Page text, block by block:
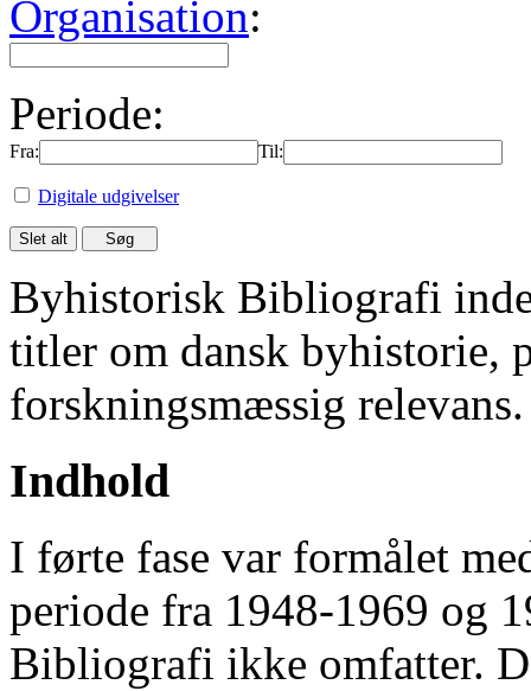
Organisation:
Periode:
Fra: Til:
Digitale udgivelser
Byhistorisk Bibliografi
titler om dansk byhistorie,
forskningsmæssig relevans.
Indhold
I førte fase var formålet
periode fra 1948-1969 og
Bibliografi ikke omfatter.